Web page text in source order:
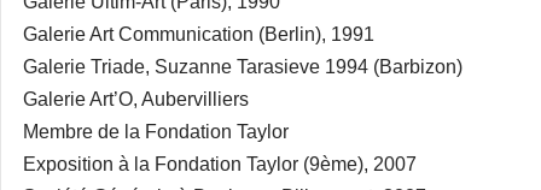
Galerie Art Communication (Berlin), 1991
Galerie Triade, Suzanne Tarasieve 1994 (Barbizon)
Galerie Art’O, Aubervilliers
Membre de la Fondation Taylor
Exposition à la Fondation Taylor (9ème), 2007